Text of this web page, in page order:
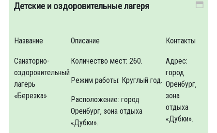
Детские и оздоровительные лагеря
Название Описание Контакты
Санаторно-
оздоровительный
лагерь
«Березка»
Количество мест: 260.
Режим работы: Круглый год.
Расположение: город
Оренбург, зона отдыха
«Дубки».
Адрес:
город
Оренбург,
зона
отдыха
«Дубки».